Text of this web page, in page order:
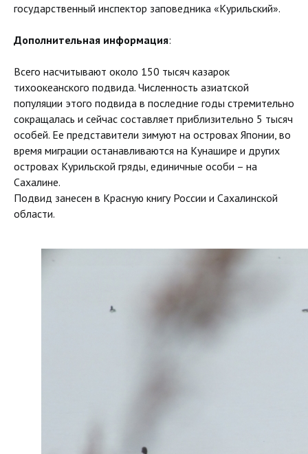
государственный инспектор заповедника «Курильский».
Дополнительная информация:
Всего насчитывают около 150 тысяч казарок
тихоокеанского подвида. Численность азиатской
популяции этого подвида в последние годы стремительно
сокращалась и сейчас составляет приблизительно 5 тысяч
особей. Ее представители зимуют на островах Японии, во
время миграции останавливаются на Кунашире и других
островах Курильской гряды, единичные особи – на
Сахалине.
Подвид занесен в Красную книгу России и Сахалинской
области.